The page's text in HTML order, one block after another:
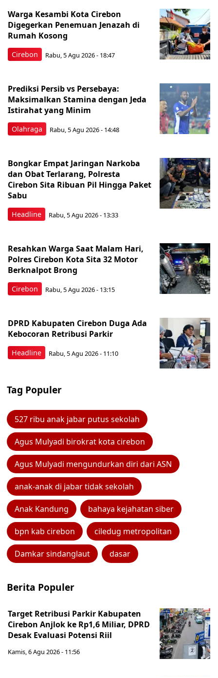
Cirebon
Warga Kesambi Kota Cirebon
Digegerkan Penemuan Jenazah di
Rumah Kosong
Rabu, 5 Agu 2026 - 18:47
Olahraga
Prediksi Persib vs Persebaya:
Maksimalkan Stamina dengan Jeda
Istirahat yang Minim
Rabu, 5 Agu 2026 - 14:48
Headline
Bongkar Empat Jaringan Narkoba
dan Obat Terlarang, Polresta
Cirebon Sita Ribuan Pil Hingga Paket
Sabu
Rabu, 5 Agu 2026 - 13:33
Cirebon
Resahkan Warga Saat Malam Hari,
Polres Cirebon Kota Sita 32 Motor
Berknalpot Brong
Rabu, 5 Agu 2026 - 13:15
Headline
DPRD Kabupaten Cirebon Duga Ada
Kebocoran Retribusi Parkir
Rabu, 5 Agu 2026 - 11:10
Tag Populer
527 ribu anak jabar putus sekolah
Agus Mulyadi birokrat kota cirebon
Agus Mulyadi mengundurkan diri dari ASN
anak-anak di jabar tidak sekolah
Anak Kandung bahaya kejahatan siber
bpn kab cirebon ciledug metropolitan
Damkar sindanglaut dasar
Berita Populer
Target Retribusi Parkir Kabupaten
Cirebon Anjlok ke Rp1,6 Miliar, DPRD
Desak Evaluasi Potensi Riil
Kamis, 6 Agu 2026 - 11:56